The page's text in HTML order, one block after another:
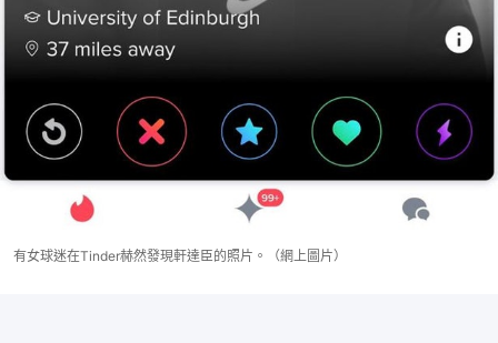
有女球迷在Tinder赫然發現軒達臣的照片。（網上圖片）